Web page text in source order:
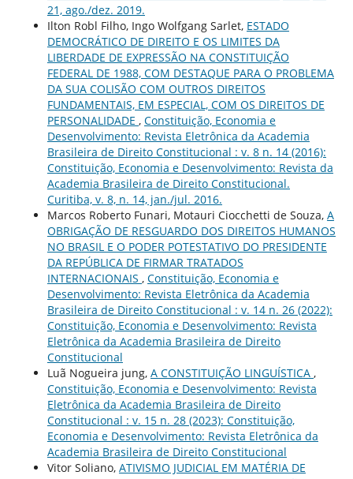
21, ago./dez. 2019.
Ilton Robl Filho, Ingo Wolfgang Sarlet, ESTADO
DEMOCRÁTICO DE DIREITO E OS LIMITES DA
LIBERDADE DE EXPRESSÃO NA CONSTITUIÇÃO
FEDERAL DE 1988, COM DESTAQUE PARA O PROBLEMA
DA SUA COLISÃO COM OUTROS DIREITOS
FUNDAMENTAIS, EM ESPECIAL, COM OS DIREITOS DE
PERSONALIDADE , Constituição, Economia e
Desenvolvimento: Revista Eletrônica da Academia
Brasileira de Direito Constitucional : v. 8 n. 14 (2016):
Constituição, Economia e Desenvolvimento: Revista da
Academia Brasileira de Direito Constitucional.
Curitiba, v. 8, n. 14, jan./jul. 2016.
Marcos Roberto Funari, Motauri Ciocchetti de Souza, A
OBRIGAÇÃO DE RESGUARDO DOS DIREITOS HUMANOS
NO BRASIL E O PODER POTESTATIVO DO PRESIDENTE
DA REPÚBLICA DE FIRMAR TRATADOS
INTERNACIONAIS , Constituição, Economia e
Desenvolvimento: Revista Eletrônica da Academia
Brasileira de Direito Constitucional : v. 14 n. 26 (2022):
Constituição, Economia e Desenvolvimento: Revista
Eletrônica da Academia Brasileira de Direito
Constitucional
Luã Nogueira jung, A CONSTITUIÇÃO LINGUÍSTICA ,
Constituição, Economia e Desenvolvimento: Revista
Eletrônica da Academia Brasileira de Direito
Constitucional : v. 15 n. 28 (2023): Constituição,
Economia e Desenvolvimento: Revista Eletrônica da
Academia Brasileira de Direito Constitucional
Vitor Soliano, ATIVISMO JUDICIAL EM MATÉRIA DE